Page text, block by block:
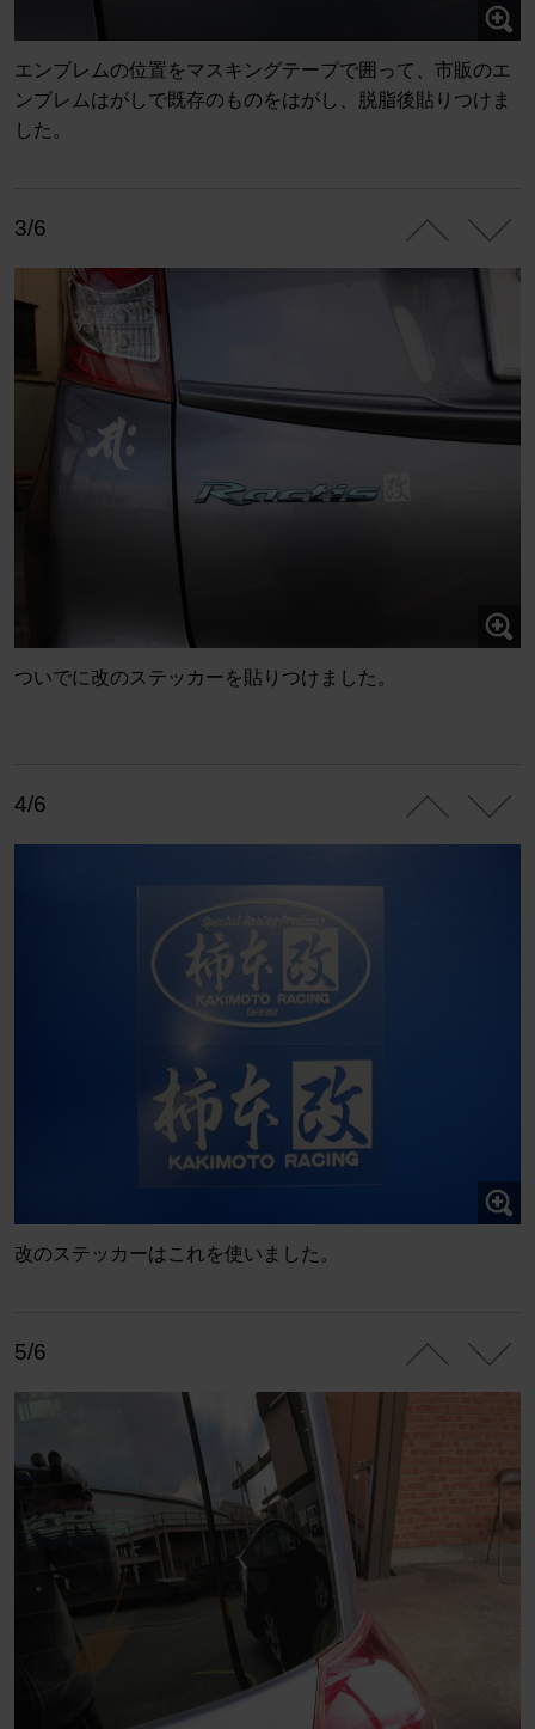
エンブレムの位置をマスキングテープで囲って、市販のエ
ンブレムはがしで既存のものをはがし、脱脂後貼りつけま
した。
3/6
ついでに改のステッカーを貼りつけました。
4/6
改のステッカーはこれを使いました。
5/6